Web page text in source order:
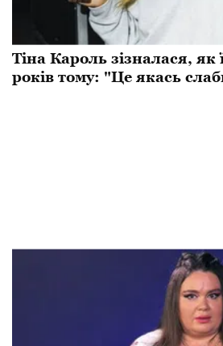
Тіна Кароль зізналася, як
років тому: "Це якась